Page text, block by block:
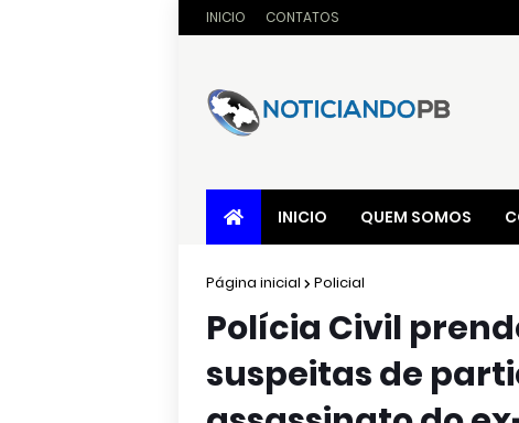
INICIO CONTATOS
INICIO QUEM SOMOS
Página inicial Policial
Polícia Civil
suspeitas de